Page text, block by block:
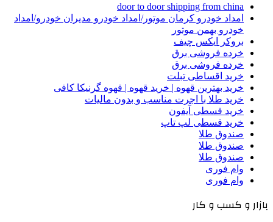
door to door shipping from china
امداد خودرو کرمان موتور/امداد خودرو مدیران خودرو/امداد
خودرو بهمن موتور
بروکر ایکس چیف
خرده فروشی برق
خرده فروشی برق
خرید اقساطی تبلت
خرید بهترین قهوه | خرید قهوه | قهوه گرنیکا کافی
خرید طلا با اجرت مناسب و بدون مالیات
خرید قسطی آیفون
خرید قسطی لپ تاپ
صندوق طلا
صندوق طلا
صندوق طلا
وام فوری
وام فوری
بازار و کسب و کار